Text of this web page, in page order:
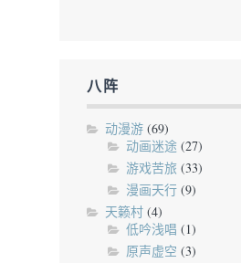
八阵
动漫游(69)
动画迷途(27)
游戏苦旅(33)
漫画天行(9)
天籁村(4)
低吟浅唱 (1)
原声虚空 (3)